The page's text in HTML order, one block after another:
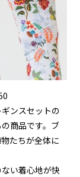
ンスセットの
商品です。ブ
たちが全体に
い着心地が快